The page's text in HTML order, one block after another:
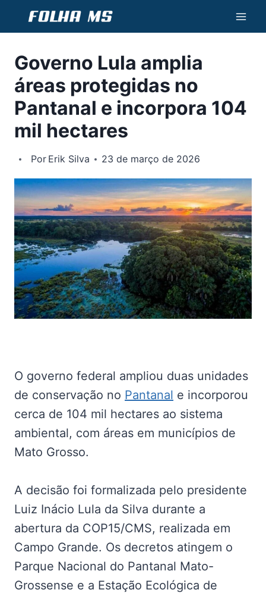
Conteúdo
Governo Lula amplia
áreas protegidas no
Pantanal e incorpora 104
mil hectares
Por Erik Silva 23 de março de 2026
O governo federal ampliou duas unidades
de conservação no Pantanal e incorporou
cerca de 104 mil hectares ao sistema
ambiental, com áreas em municípios de
Mato Grosso.
A decisão foi formalizada pelo presidente
Luiz Inácio Lula da Silva durante a
abertura da COP15/CMS, realizada em
Campo Grande. Os decretos atingem o
Parque Nacional do Pantanal Mato-
Grossense e a Estação Ecológica de